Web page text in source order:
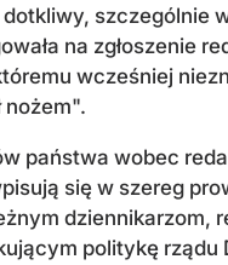
szczególnie
na zgłoszenie
wcześniej
nożem".
państwa wobec
się w szereg
dziennikarzom,
politykę rządu